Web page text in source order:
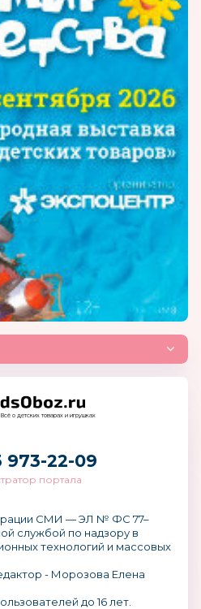
Всё о детских товарах и игрушках
973-22-09
портала
СМИ — ЭЛ № ФС 77–
службой по надзору в
технологий и массовых
- Морозова Елена
до 16 лет.